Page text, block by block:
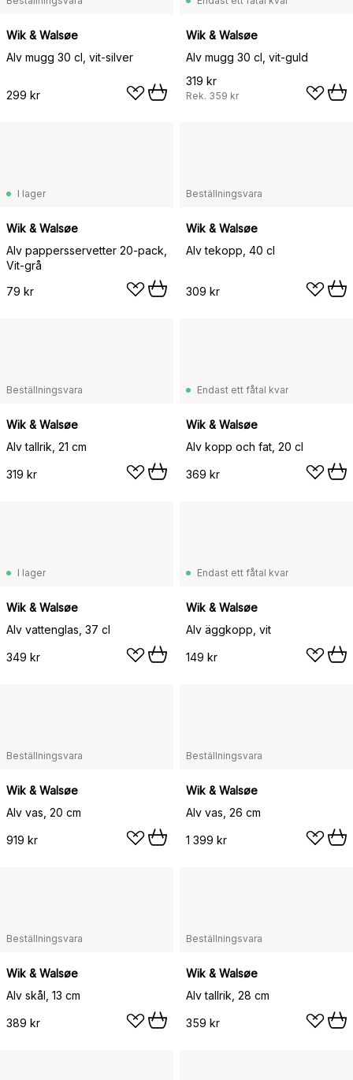
Wik & Walsøe
Alv mugg 30 cl, vit-silver
299 kr
Wik & Walsøe
Alv mugg 30 cl, vit-guld
319 kr
Rek. 359 kr
I lager
Wik & Walsøe
Alv pappersservetter 20-pack,
Vit-grå
79 kr
Beställningsvara
Wik & Walsøe
Alv tekopp, 40 cl
309 kr
Beställningsvara
Wik & Walsøe
Alv tallrik, 21 cm
319 kr
Endast ett fåtal kvar
Wik & Walsøe
Alv kopp och fat, 20 cl
369 kr
I lager
Wik & Walsøe
Alv vattenglas, 37 cl
349 kr
Endast ett fåtal kvar
Wik & Walsøe
Alv äggkopp, vit
149 kr
Beställningsvara
Wik & Walsøe
Alv vas, 20 cm
919 kr
Beställningsvara
Wik & Walsøe
Alv vas, 26 cm
1 399 kr
Beställningsvara
Wik & Walsøe
Alv skål, 13 cm
389 kr
Beställningsvara
Wik & Walsøe
Alv tallrik, 28 cm
359 kr